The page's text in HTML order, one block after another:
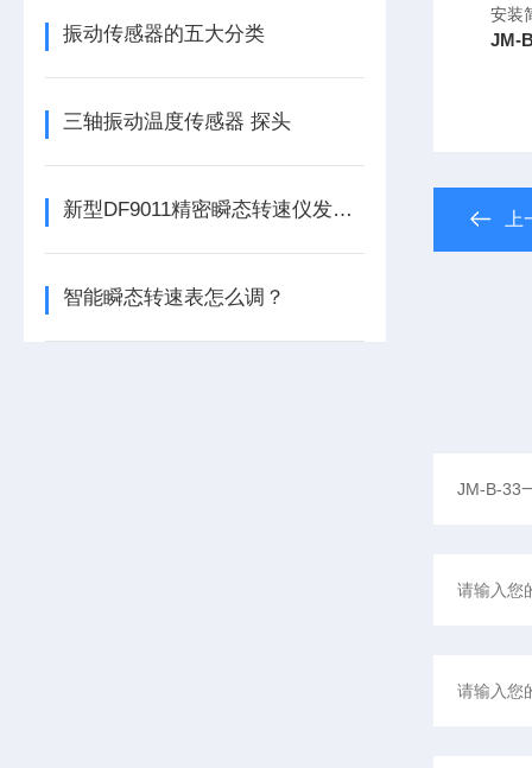
振动传感器的五大分类
三轴振动温度传感器 探头
新型DF9011精密瞬态转速仪发布，为工业转速监测带来革新
智能瞬态转速表怎么调？
安装
JM-